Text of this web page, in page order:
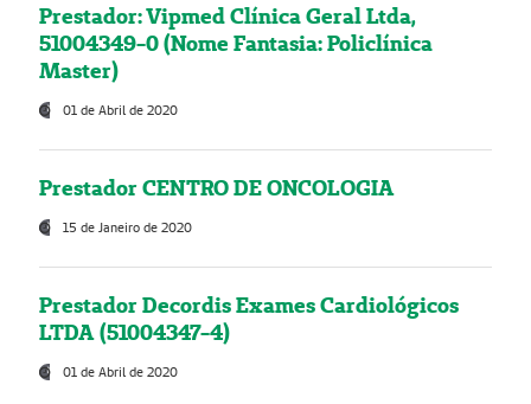
Prestador: Vipmed Clínica Geral Ltda,
51004349-0 (Nome Fantasia: Policlínica
Master)
01 de Abril de 2020
Prestador CENTRO DE ONCOLOGIA
15 de Janeiro de 2020
Prestador Decordis Exames Cardiológicos
LTDA (51004347-4)
01 de Abril de 2020